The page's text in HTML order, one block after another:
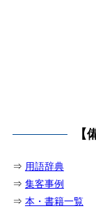
【
⇒ 用語辞典
⇒ 集客事例
⇒ 本・書籍一覧